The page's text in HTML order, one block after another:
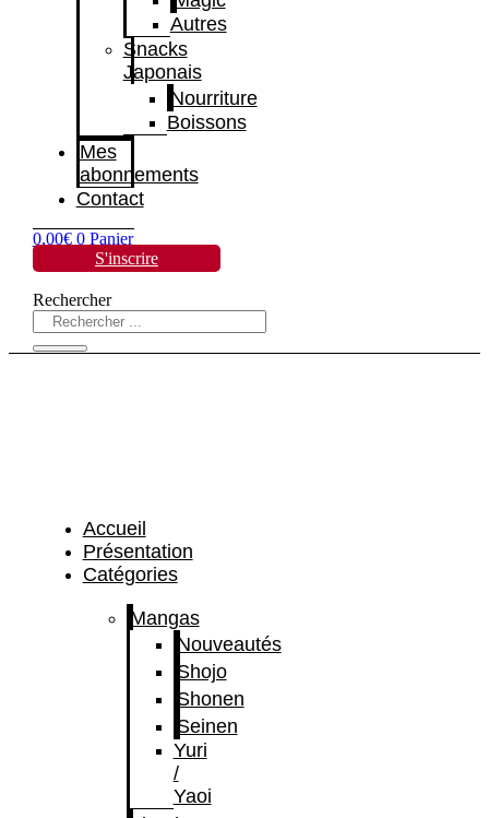
Autres
Snacks
Japonais
Nourriture
Boissons
Mes
abonnements
Contact
0,00€ 0 Panier
S'inscrire
Rechercher
Accueil
Présentation
Catégories
Mangas
Nouveautés
Shojo
Shonen
Seinen
Yuri
/
Yaoi